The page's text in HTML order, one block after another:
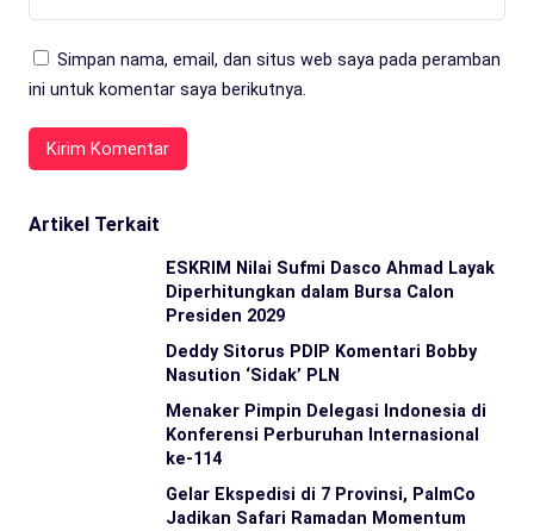
Simpan nama, email, dan situs web saya pada peramban
ini untuk komentar saya berikutnya.
Artikel Terkait
ESKRIM Nilai Sufmi Dasco Ahmad Layak
Diperhitungkan dalam Bursa Calon
Presiden 2029
Deddy Sitorus PDIP Komentari Bobby
Nasution ‘Sidak’ PLN
Menaker Pimpin Delegasi Indonesia di
Konferensi Perburuhan Internasional
ke-114
Gelar Ekspedisi di 7 Provinsi, PalmCo
Jadikan Safari Ramadan Momentum